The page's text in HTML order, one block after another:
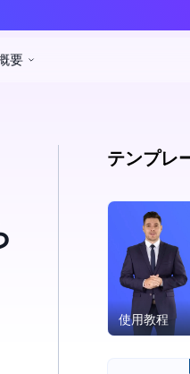
Seedance 2.0 が登場！
テンプレ
使用教程